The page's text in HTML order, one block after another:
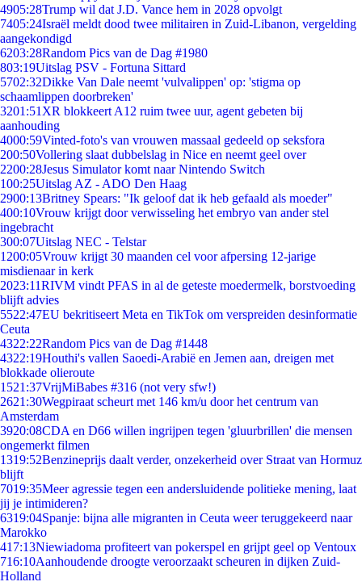
4905:28Trump wil dat J.D. Vance hem in 2028 opvolgt
7405:24Israël meldt dood twee militairen in Zuid-Libanon, vergelding
aangekondigd
6203:28Random Pics van de Dag #1980
803:19Uitslag PSV - Fortuna Sittard
5702:32Dikke Van Dale neemt 'vulvalippen' op: 'stigma op
schaamlippen doorbreken'
3201:51 XR blokkeert A12 ruim twee uur, agent gebeten bij
aanhouding
4000:59Vinted-foto's van vrouwen massaal gedeeld op seksfora
200:50Vollering slaat dubbelslag in Nice en neemt geel over
2200:28Jesus Simulator komt naar Nintendo Switch
100:25Uitslag AZ - ADO Den Haag
2900:13Britney Spears: "Ik geloof dat ik heb gefaald als moeder"
400:10Vrouw krijgt door verwisseling het embryo van ander stel
ingebracht
300:07Uitslag NEC - Telstar
1200:05Vrouw krijgt 30 maanden cel voor afpersing 12-jarige
misdienaar in kerk
2023:11RIVM vindt PFAS in al de geteste moedermelk, borstvoeding
blijft advies
5522:47EU bekritiseert Meta en TikTok om verspreiden desinformatie
Ceuta
4322:22Random Pics van de Dag #1448
4322:19Houthi's vallen Saoedi-Arabië en Jemen aan, dreigen met
blokkade olieroute
1521:37VrijMiBabes #316 (not very sfw!)
2621:30Wegpiraat scheurt met 146 km/u door het centrum van
Amsterdam
3920:08CDA en D66 willen ingrijpen tegen 'gluurbrillen' die mensen
ongemerkt filmen
1319:52Benzineprijs daalt verder, onzekerheid over Straat van Hormuz
blijft
7019:35Meer agressie tegen een andersluidende politieke mening, laat
jij je intimideren?
6319:04Spanje: bijna alle migranten in Ceuta weer teruggekeerd naar
Marokko
417:13Niewiadoma profiteert van pokerspel en grijpt geel op Ventoux
716:10Aanhoudende droogte veroorzaakt scheuren in dijken Zuid-
Holland